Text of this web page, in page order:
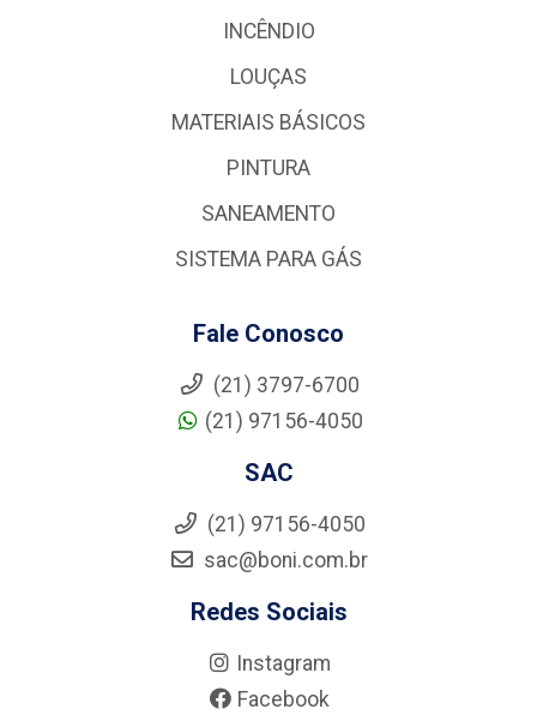
INCÊNDIO
LOUÇAS
MATERIAIS BÁSICOS
PINTURA
SANEAMENTO
SISTEMA PARA GÁS
Fale Conosco
(21) 3797-6700
(21) 97156-4050
SAC
(21) 97156-4050
sac@boni.com.br
Redes Sociais
Instagram
Facebook